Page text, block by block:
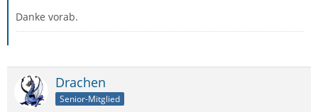
Danke vorab.
Drachen
Senior-Mitglied